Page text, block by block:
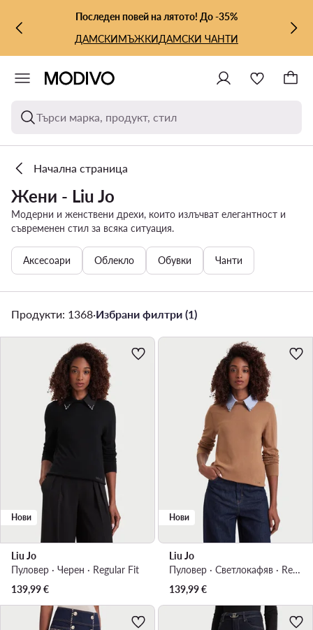
КЪМ ОСНОВНОТО СЪДЪРЖАНИЕ
КЪМ ТЪРСЕНЕПоследен повей на лятото! До -35%
ДАМСКИМЪЖКИДАМСКИ ЧАНТИ
Търси марка, продукт, стил
Начална страница
Жени - Liu Jo
Модерни и женствени дрехи, които излъчват елегантност и
съвременен стил за всяка ситуация.
Аксесоари Облекло Обувки Чанти
Продукти: 1368·Избрани филтри (1)
Нови
Liu Jo
Пуловер · Черен · Regular Fit
139,99€
Нови
Liu Jo
Пуловер · Светлокафяв · Regular Fit
139,99€